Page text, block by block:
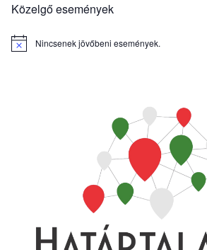
Közelgő események
Notice Nincsenek jövőbeni események.